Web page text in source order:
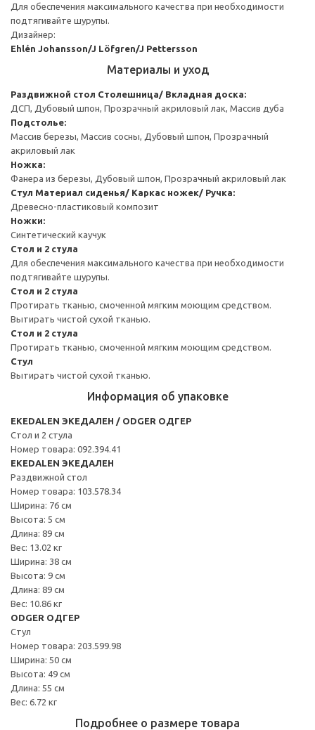
Для обеспечения максимального качества при необходимости
подтягивайте шурупы.
Дизайнер:
Ehlén Johansson/J Löfgren/J Pettersson
Материалы и уход
Раздвижной стол Столешница/ Вкладная доска:
ДСП, Дубовый шпон, Прозрачный акриловый лак, Массив дуба
Подстолье:
Массив березы, Массив сосны, Дубовый шпон, Прозрачный
акриловый лак
Ножка:
Фанера из березы, Дубовый шпон, Прозрачный акриловый лак
Стул Материал сиденья/ Каркас ножек/ Ручка:
Древесно-пластиковый композит
Ножки:
Синтетический каучук
Стол и 2 стула
Для обеспечения максимального качества при необходимости
подтягивайте шурупы.
Стол и 2 стула
Протирать тканью, смоченной мягким моющим средством.
Вытирать чистой сухой тканью.
Стол и 2 стула
Протирать тканью, смоченной мягким моющим средством.
Стул
Вытирать чистой сухой тканью.
Информация об упаковке
EKEDALEN ЭКЕДАЛЕН / ODGER ОДГЕР
Стол и 2 стула
Номер товара: 092.394.41
EKEDALEN ЭКЕДАЛЕН
Раздвижной стол
Номер товара: 103.578.34
Ширина: 76 см
Высота: 5 см
Длина: 89 см
Вес: 13.02 кг
Ширина: 38 см
Высота: 9 см
Длина: 89 см
Вес: 10.86 кг
ODGER ОДГЕР
Стул
Номер товара: 203.599.98
Ширина: 50 см
Высота: 49 см
Длина: 55 см
Вес: 6.72 кг
Подробнее о размере товара